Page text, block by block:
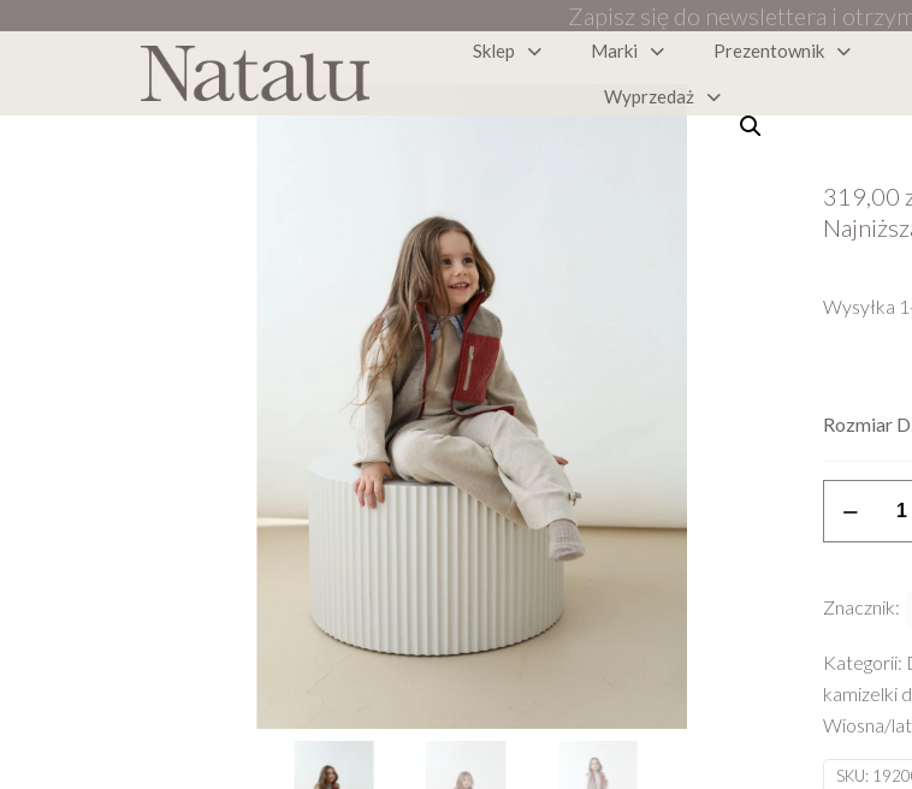
Zapisz się do newslettera i
Sklep Marki Prezentownik
Wyprzedaż
319,00
Wysyłka
Rozmiar
Dwustronna
wełny
Merinowca
Znacznik:
Kategorii:
kamizelki
Wiosna/
SKU: